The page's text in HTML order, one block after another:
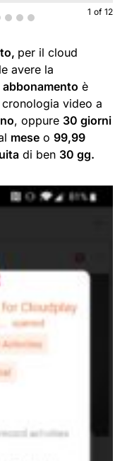
1 of 12
per il cloud
avere la
abbonamento è
video a
, oppure 30 giorni
mese o 99,99
di ben 30 gg.